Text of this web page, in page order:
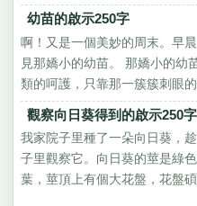
幼苗的啟示250字
啊！又是一個美妙的周末。早
見那嬌小的幼苗。 那嬌小的幼
類的呵護，只靠那一簇簇刺眼
觀察向日葵得到的啟示250字
我家院子里種了一朵向日葵，
子里觀察它。向日葵的莖是綠
葉，莖頂上有個大花盤，花盤